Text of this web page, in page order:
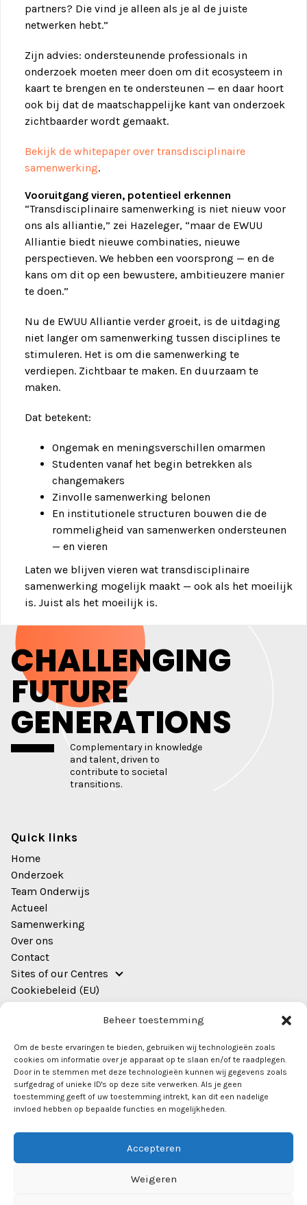
Beheer toestemming
Om de beste ervaringen te bieden, gebruiken wij technologieën zoals
cookies om informatie over je apparaat op te slaan en/of te raadplegen.
Door in te stemmen met deze technologieën kunnen wij gegevens zoals
surfgedrag of unieke ID's op deze site verwerken. Als je geen
toestemming geeft of uw toestemming intrekt, kan dit een nadelige
invloed hebben op bepaalde functies en mogelijkheden.
Accepteren
Weigeren
partners? Die vind je alleen als je al de juiste
netwerken hebt.”
Zijn advies: ondersteunende professionals in
onderzoek moeten meer doen om dit ecosysteem in
kaart te brengen en te ondersteunen — en daar hoort
ook bij dat de maatschappelijke kant van onderzoek
zichtbaarder wordt gemaakt.
Bekijk de whitepaper over transdisciplinaire
samenwerking.
Vooruitgang vieren, potentieel erkennen
“Transdisciplinaire samenwerking is niet nieuw voor
ons als alliantie,” zei Hazeleger, “maar de EWUU
Alliantie biedt nieuwe combinaties, nieuwe
perspectieven. We hebben een voorsprong — en de
kans om dit op een bewustere, ambitieuzere manier
te doen.”
Nu de EWUU Alliantie verder groeit, is de uitdaging
niet langer om samenwerking tussen disciplines te
stimuleren. Het is om die samenwerking te
verdiepen. Zichtbaar te maken. En duurzaam te
maken.
Dat betekent:
Ongemak en meningsverschillen omarmen
Studenten vanaf het begin betrekken als
changemakers
Zinvolle samenwerking belonen
En institutionele structuren bouwen die de
rommeligheid van samenwerken ondersteunen
— en vieren
Laten we blijven vieren wat transdisciplinaire
samenwerking mogelijk maakt — ook als het moeilijk
is. Juist als het moeilijk is.
CHALLENGING
FUTURE
GENERATIONS
Complementary in knowledge
and talent, driven to
contribute to societal
transitions.
Quick links
Home
Onderzoek
Team Onderwijs
Actueel
Samenwerking
Over ons
Contact
Sites of our Centres
Cookiebeleid (EU)
Bestuursgebouw,
Heidelberglaan 8
kamer 0.44
3584 CS Utrecht